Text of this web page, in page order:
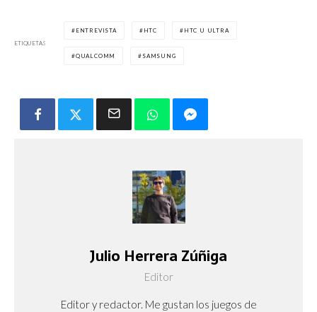
ETIQUETAS
ENTREVISTA HTC HTC U ULTRA
QUALCOMM SAMSUNG
Julio Herrera Zúñiga
Editor
Editor y redactor. Me gustan los juegos de